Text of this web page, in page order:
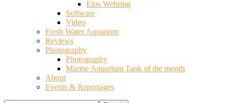
Elos Webring
Software
Video
Fresh Water Aquarium
Reviews
Photography
Photography
Marine Aquarium Tank of the month
About
Events & Reportages